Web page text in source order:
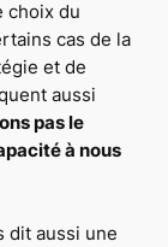
choix du
cas de la
et de
aussi
pas le
à nous
dit aussi une